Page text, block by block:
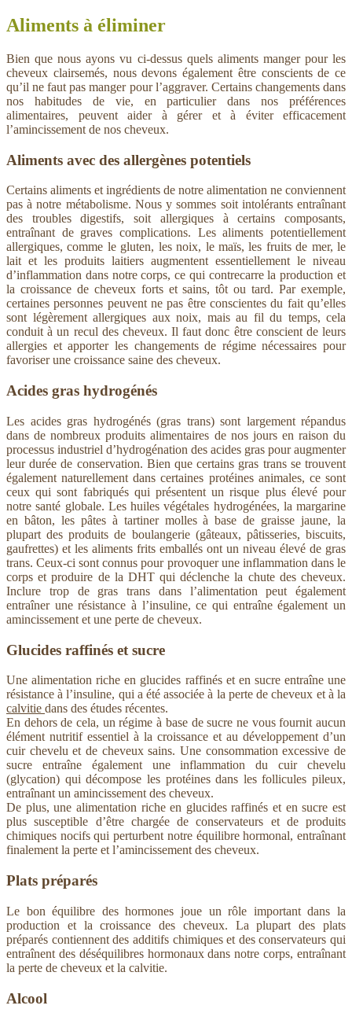
Aliments à éliminer
Bien que nous ayons vu ci-dessus quels aliments manger pour les
cheveux clairsemés, nous devons également être conscients de ce
qu’il ne faut pas manger pour l’aggraver. Certains changements dans
nos habitudes de vie, en particulier dans nos préférences
alimentaires, peuvent aider à gérer et à éviter efficacement
l’amincissement de nos cheveux.
Aliments avec des allergènes potentiels
Certains aliments et ingrédients de notre alimentation ne conviennent
pas à notre métabolisme. Nous y sommes soit intolérants entraînant
des troubles digestifs, soit allergiques à certains composants,
entraînant de graves complications. Les aliments potentiellement
allergiques, comme le gluten, les noix, le maïs, les fruits de mer, le
lait et les produits laitiers augmentent essentiellement le niveau
d’inflammation dans notre corps, ce qui contrecarre la production et
la croissance de cheveux forts et sains, tôt ou tard. Par exemple,
certaines personnes peuvent ne pas être conscientes du fait qu’elles
sont légèrement allergiques aux noix, mais au fil du temps, cela
conduit à un recul des cheveux. Il faut donc être conscient de leurs
allergies et apporter les changements de régime nécessaires pour
favoriser une croissance saine des cheveux.
Acides gras hydrogénés
Les acides gras hydrogénés (gras trans) sont largement répandus
dans de nombreux produits alimentaires de nos jours en raison du
processus industriel d’hydrogénation des acides gras pour augmenter
leur durée de conservation. Bien que certains gras trans se trouvent
également naturellement dans certaines protéines animales, ce sont
ceux qui sont fabriqués qui présentent un risque plus élevé pour
notre santé globale. Les huiles végétales hydrogénées, la margarine
en bâton, les pâtes à tartiner molles à base de graisse jaune, la
plupart des produits de boulangerie (gâteaux, pâtisseries, biscuits,
gaufrettes) et les aliments frits emballés ont un niveau élevé de gras
trans. Ceux-ci sont connus pour provoquer une inflammation dans le
corps et produire de la DHT qui déclenche la chute des cheveux.
Inclure trop de gras trans dans l’alimentation peut également
entraîner une résistance à l’insuline, ce qui entraîne également un
amincissement et une perte de cheveux.
Glucides raffinés et sucre
Une alimentation riche en glucides raffinés et en sucre entraîne une
résistance à l’insuline, qui a été associée à la perte de cheveux et à la
calvitie dans des études récentes.
En dehors de cela, un régime à base de sucre ne vous fournit aucun
élément nutritif essentiel à la croissance et au développement d’un
cuir chevelu et de cheveux sains. Une consommation excessive de
sucre entraîne également une inflammation du cuir chevelu
(glycation) qui décompose les protéines dans les follicules pileux,
entraînant un amincissement des cheveux.
De plus, une alimentation riche en glucides raffinés et en sucre est
plus susceptible d’être chargée de conservateurs et de produits
chimiques nocifs qui perturbent notre équilibre hormonal, entraînant
finalement la perte et l’amincissement des cheveux.
Plats préparés
Le bon équilibre des hormones joue un rôle important dans la
production et la croissance des cheveux. La plupart des plats
préparés contiennent des additifs chimiques et des conservateurs qui
entraînent des déséquilibres hormonaux dans notre corps, entraînant
la perte de cheveux et la calvitie.
Alcool